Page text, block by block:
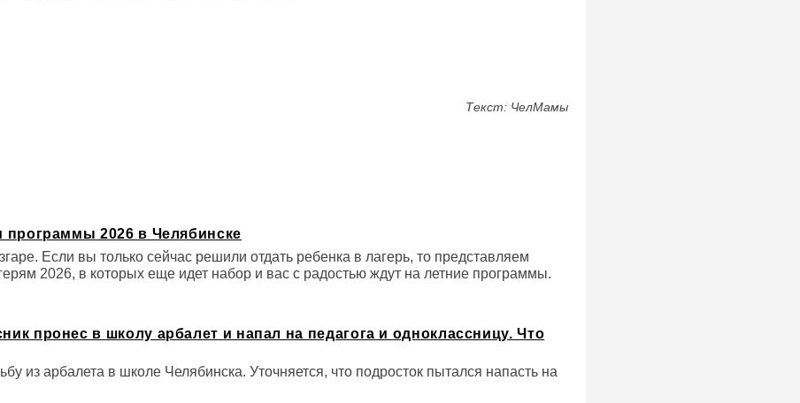
Текст: ЧелМамы
программы 2026 в Челябинске
Если вы только сейчас решили отдать ребенка в лагерь, то представляем
2026, в которых еще идет набор и вас с радостью ждут на летние программы.
пронес в школу арбалет и напал на педагога и одноклассницу. Что
из арбалета в школе Челябинска. Уточняется, что подросток пытался напасть на